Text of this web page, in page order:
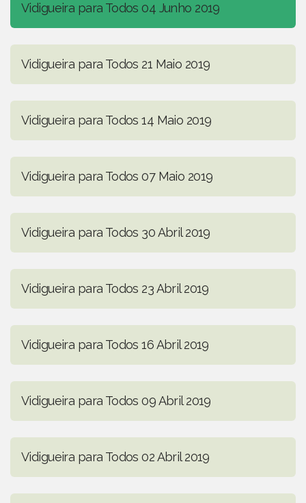
Vidigueira para Todos 04 Junho 2019
Vidigueira para Todos 21 Maio 2019
Vidigueira para Todos 14 Maio 2019
Vidigueira para Todos 07 Maio 2019
Vidigueira para Todos 30 Abril 2019
Vidigueira para Todos 23 Abril 2019
Vidigueira para Todos 16 Abril 2019
Vidigueira para Todos 09 Abril 2019
Vidigueira para Todos 02 Abril 2019